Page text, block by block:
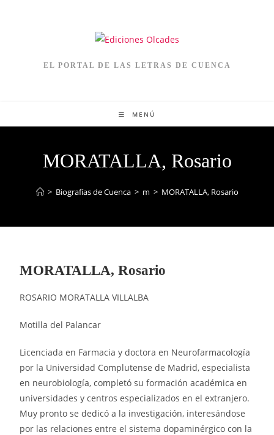
EL PORTAL DE LAS LETRAS DE CUENCA
MENÚ
MORATALLA, Rosario
> Biografías de Cuenca > m > MORATALLA, Rosario
MORATALLA, Rosario
ROSARIO MORATALLA VILLALBA
Motilla del Palancar
Licenciada en Farmacia y doctora en Neurofarmacología
por la Universidad Complutense de Madrid, especialista
en neurobiología, completó su formación académica en
universidades y centros especializados en el extranjero.
Muy pronto se dedicó a la investigación, interesándose
por las relaciones entre el sistema dopaminérgico con la